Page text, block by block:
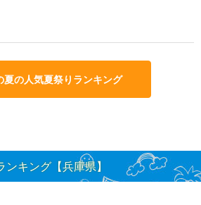
夏の人気夏祭りランキング
キング【兵庫県】